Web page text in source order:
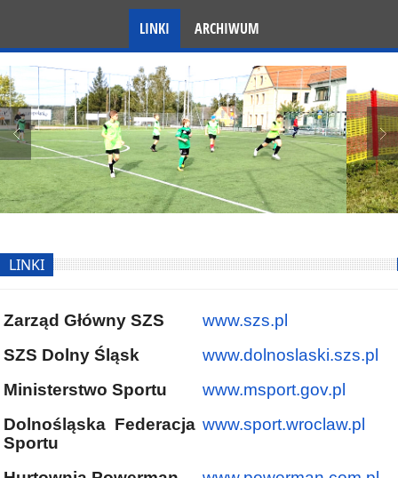
LINKI
ARCHIWUM
LINKI
Zarząd Główny SZS
www.szs.pl
SZS Dolny Śląsk
www.dolnoslaski.szs.pl
Ministerstwo Sportu
www.msport.gov.pl
Dolnośląska Federacja
Sportu
www.sport.wroclaw.pl